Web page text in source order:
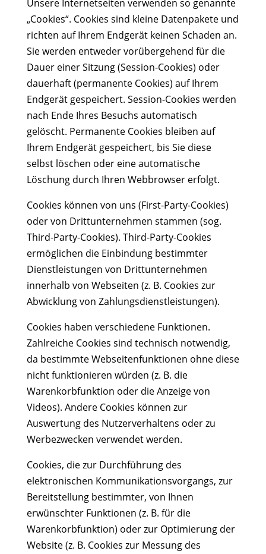
Unsere Internetseiten verwenden so genannte
„Cookies“. Cookies sind kleine Datenpakete und
richten auf Ihrem Endgerät keinen Schaden an.
Sie werden entweder vorübergehend für die
Dauer einer Sitzung (Session-Cookies) oder
dauerhaft (permanente Cookies) auf Ihrem
Endgerät gespeichert. Session-Cookies werden
nach Ende Ihres Besuchs automatisch
gelöscht. Permanente Cookies bleiben auf
Ihrem Endgerät gespeichert, bis Sie diese
selbst löschen oder eine automatische
Löschung durch Ihren Webbrowser erfolgt.
Cookies können von uns (First-Party-Cookies)
oder von Drittunternehmen stammen (sog.
Third-Party-Cookies). Third-Party-Cookies
ermöglichen die Einbindung bestimmter
Dienstleistungen von Drittunternehmen
innerhalb von Webseiten (z. B. Cookies zur
Abwicklung von Zahlungsdienstleistungen).
Cookies haben verschiedene Funktionen.
Zahlreiche Cookies sind technisch notwendig,
da bestimmte Webseitenfunktionen ohne diese
nicht funktionieren würden (z. B. die
Warenkorbfunktion oder die Anzeige von
Videos). Andere Cookies können zur
Auswertung des Nutzerverhaltens oder zu
Werbezwecken verwendet werden.
Cookies, die zur Durchführung des
elektronischen Kommunikationsvorgangs, zur
Bereitstellung bestimmter, von Ihnen
erwünschter Funktionen (z. B. für die
Warenkorbfunktion) oder zur Optimierung der
Website (z. B. Cookies zur Messung des